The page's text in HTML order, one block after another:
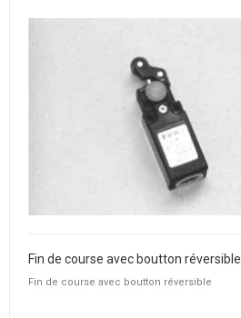
Fin de course avec boutton réversible
Fin de course avec boutton réversible